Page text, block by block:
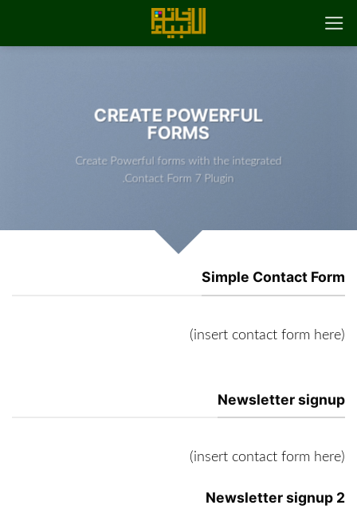
CREATE POWERFUL
FORMS
Create Powerful forms with the integrated
Contact Form 7 Plugin.
Simple Contact Form
(insert contact form here)
Newsletter signup
(insert contact form here)
Newsletter signup 2